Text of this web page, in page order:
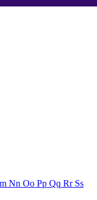
Nn Oo Pp Qq Rr Ss